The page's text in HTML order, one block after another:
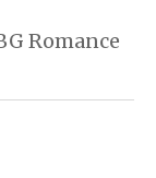
Romance